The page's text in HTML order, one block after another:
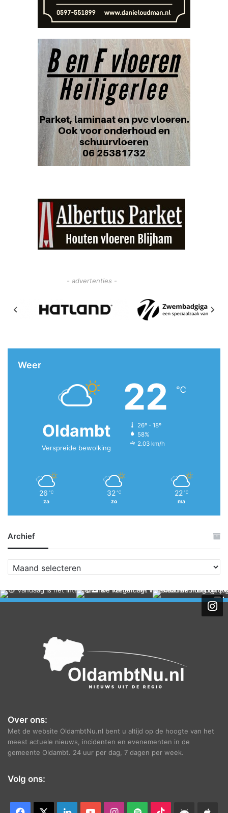
- advertenties -
Weer
Oldambt
Verspreide bewolking
22 ℃
26º - 18º
58%
2.03 km/h
26 ℃
za
32 ℃
zo
22 ℃
ma
Archief
r
h
Over ons:
Met de website OldambtNu.nl bent u altijd op de hoogte van het
meest actuele nieuws, incidenten en evenementen in de
gemeente Oldambt. 24 uur per dag, 7 dagen per week.
Volg ons: